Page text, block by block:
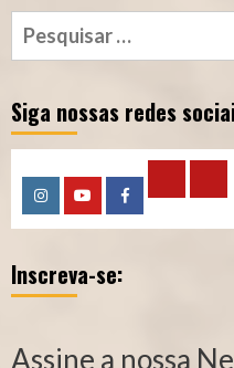
Pesquisar
por:
Siga nossas redes
InstagramYouTubeFacebook
–
Segurado
–
Inscreva-se:
Assine a nossa